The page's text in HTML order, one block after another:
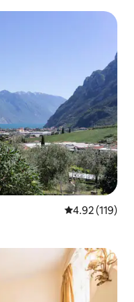
Calificación
4.92 (119)